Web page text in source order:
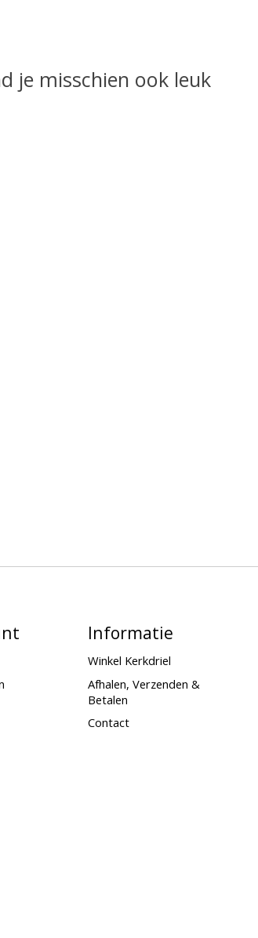
je misschien ook leuk
Informatie
Winkel Kerkdriel
Afhalen, Verzenden &
Betalen
Contact